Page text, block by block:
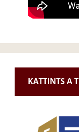
KATTINTS A